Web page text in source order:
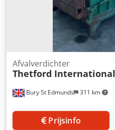
Bury St Edmunds 311 km
Afvalverdichter
Thetford International
Prijsinfo